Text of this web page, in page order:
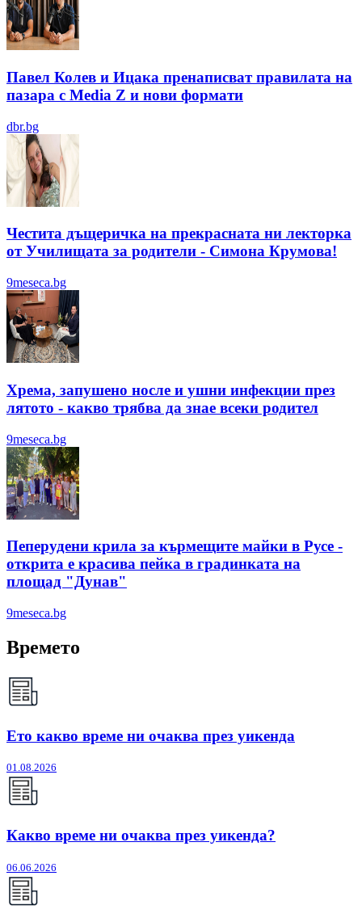
Павел Колев и Ицака пренаписват правилата на
пазара с Media Z и нови формати
dbr.bg
Честита дъщеричка на прекрасната ни лекторка
от Училищата за родители - Симона Крумова!
9meseca.bg
Хрема, запушено носле и ушни инфекции през
лятотo - какво трябва да знае всеки родител
9meseca.bg
Пеперудени крила за кърмещите майки в Русе -
открита е красива пейка в градинката на
площад "Дунав"
9meseca.bg
Времето
Ето какво време ни очаква през уикенда
01.08.2026
Какво време ни очаква през уикенда?
06.06.2026